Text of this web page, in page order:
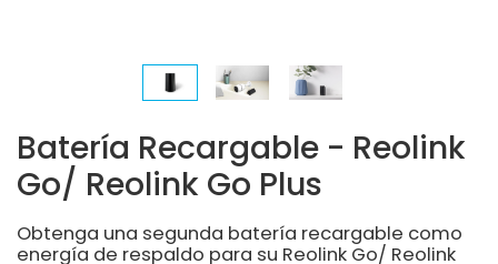
Batería Recargable - Reolink
Go/ Reolink Go Plus
Obtenga una segunda batería recargable como
energía de respaldo para su Reolink Go/ Reolink